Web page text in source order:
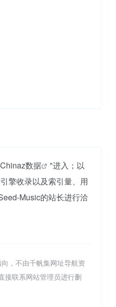
Chinaz数据
"进入；以
擎收录以及索引量、用
Music的站长进行洽
，不由千帆集网址导航资
接联系网站管理员进行删